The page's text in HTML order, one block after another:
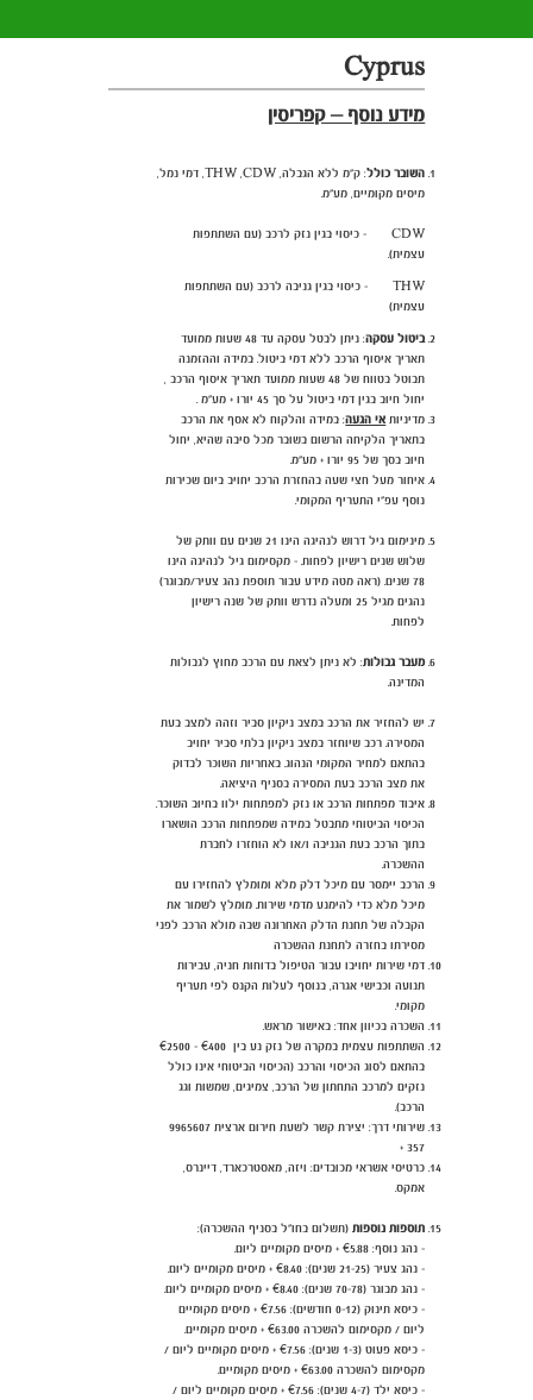
Cyprus
מידע נוסף – קפריסין
השובר כולל: ק"מ ללא הגבלה, THW ,CDW,
דמי נמל,
מיסים מקומיים, מע"מ.
CDW - כיסוי בגין נזק לרכב (עם השתתפות
עצמית).
THW - כיסוי בגין גניבה לרכב (עם השתתפות
עצמית)
ביטול עסקה
: ניתן לבטל עסקה עד 48 שעות ממועד
תאריך איסוף הרכב ללא דמי ביטול. במידה וההזמנה
תבוטל בטווח של 48 שעות ממועד תאריך איסוף הרכב ,
יחול חיוב בגין דמי ביטול על סך 45 יורו + מע"מ .
מדיניות אי הגעה: במידה והלקוח לא אסף את הרכב
בתאריך הלקיחה הרשום בשובר מכל סיבה שהיא, יחול
חיוב בסך של 95 יורו + מע"מ.
איחור מעל חצי שעה בהחזרת הרכב יחויב ביום שכירות
נוסף עפ"י התעריף המקומי.
מינימום גיל דרוש לנהיגה הינו 21 שנים עם וותק של
שלוש שנים רישיון לפחות. - מקסימום גיל לנהיגה הינו
78 שנים. (ראה מטה מידע עבור תוספת נהג צעיר/מבוגר)
נהגים מגיל 25 ומעלה נדרש וותק של שנה רישיון
לפחות.
מעבר גבולות: לא ניתן לצאת עם הרכב מחוץ לגבולות
המדינה.
יש להחזיר את הרכב במצב ניקיון סביר וזהה למצב בעת
המסירה. רכב שיוחזר במצב ניקיון בלתי סביר יחויב
בהתאם למחיר המקומי הנהוג. באחריות השוכר לבדוק
את מצב הרכב בעת המסירה בסניף היציאה.
איבוד מפתחות הרכב או נזק למפתחות ילוו בחיוב השוכר.
הכיסוי הביטוחי מתבטל במידה שמפתחות הרכב הושארו
בתוך הרכב בעת הגניבה ו/או לא הוחזרו לחברת
ההשכרה.
הרכב יימסר עם מיכל דלק מלא ומומלץ להחזירו עם
מיכל מלא כדי להימנע מדמי שירות. מומלץ לשמור את
הקבלה של תחנת הדלק האחרונה שבה מולא הרכב לפני
מסירתו בחזרה לתחנת ההשכרה
דמי שירות יחויבו עבור הטיפול בדוחות חניה, עבירות
תנועה וכבישי אגרה, בנוסף לעלות הקנס לפי תעריף
מקומי.
השכרה בכיוון אחד: באישור מראש.
השתתפות עצמית במקרה של נזק נע בין €400 - €2500
בהתאם לסוג הכיסוי והרכב (הכיסוי הביטוחי אינו כולל
נזקים למרכב התחתון של הרכב, צמיגים, שמשות וגג
הרכב).
שירותי דרך: יצירת קשר לשעת חירום ארצית 9965607
357 +
כרטיסי אשראי מכובדים: ויזה, מאסטרכארד, דיינרס,
אמקס.
תוספות נוספות(תשלום בחו"ל בסניף ההשכרה):
- נהג נוסף: €5.88 + מיסים מקומיים ליום.
- נהג צעיר (21-25 שנים):
€8.40 + מיסים מקומיים ליום.
- נהג מבוגר (70-78 שנים):
€8.40 + מיסים מקומיים ליום.
- כיסא תינוק (0-12 חודשים): €7.56 + מיסים מקומיים
ליום / מקסימום להשכרה €63.00 + מיסים מקומיים.
- כיסא פעוט (1-3 שנים): €7.56 + מיסים מקומיים ליום /
מקסימום להשכרה €63.00 + מיסים מקומיים.
- כיסא ילד (4-7 שנים):
€7.56
+ מיסים מקומיים ליום /